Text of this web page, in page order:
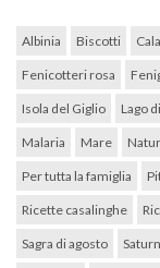
Albinia Biscotti
Fenicotteri rosa
Isola del Giglio Lago
Malaria Mare
Per tutta la famiglia
Ricette casalinghe
Sagra di agosto